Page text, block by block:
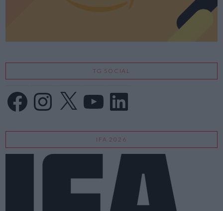
TG SOCIAL
FacebookInstagram
X LinkedIn
IFA 2026